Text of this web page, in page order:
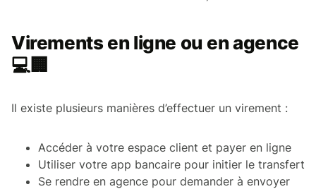
Virements en ligne ou en agence
💻🏢
Il existe plusieurs manières d’effectuer un virement :
Accéder à votre espace client et payer en ligne
Utiliser votre app bancaire pour initier le transfert
Se rendre en agence pour demander à envoyer